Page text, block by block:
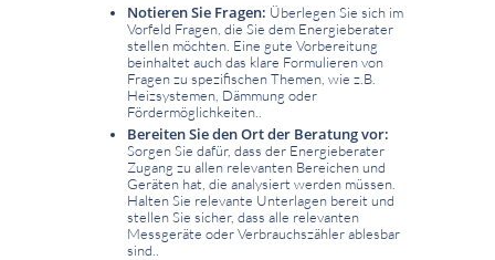
Notieren Sie Fragen: Überlegen Sie sich im
Vorfeld Fragen, die Sie dem Energieberater
stellen möchten. Eine gute Vorbereitung
beinhaltet auch das klare Formulieren von
Fragen zu spezifischen Themen, wie z.B.
Heizsystemen, Dämmung oder
Fördermöglichkeiten..
Bereiten Sie den Ort der Beratung vor:
Sorgen Sie dafür, dass der Energieberater
Zugang zu allen relevanten Bereichen und
Geräten hat, die analysiert werden müssen.
Halten Sie relevante Unterlagen bereit und
stellen Sie sicher, dass alle relevanten
Messgeräte oder Verbrauchszähler ablesbar
sind..